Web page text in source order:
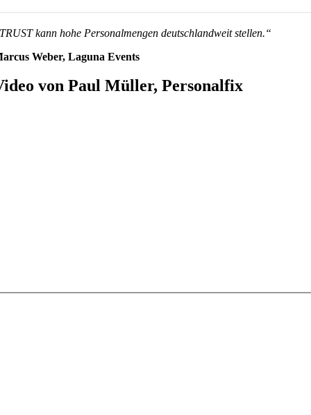
kann hohe Personalmengen deutschlandweit stellen.“
Weber, Laguna Events
von Paul Müller, Personalfix